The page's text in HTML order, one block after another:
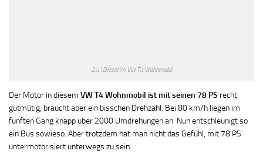
2,4 l Diesel im VW T4 Wohnmobil
Der Motor in diesem VW T4 Wohnmobil ist mit seinen 78 PS recht
gutmütig, braucht aber ein bisschen Drehzahl. Bei 80 km/h liegen im
fünften Gang knapp über 2000 Umdrehungen an. Nun entschleunigt so
ein Bus sowieso. Aber trotzdem hat man nicht das Gefühl, mit 78 PS
untermotorisiert unterwegs zu sein.